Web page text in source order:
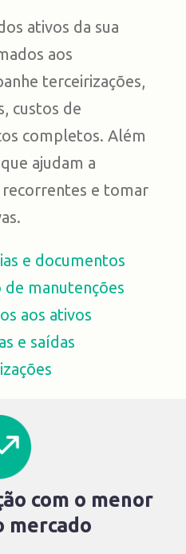
ativos da sua
aos
terceirizações,
custos de
completos. Além
ajudam a
e tomar
e documentos
manutenções
aos ativos
e saídas
com o menor
mercado